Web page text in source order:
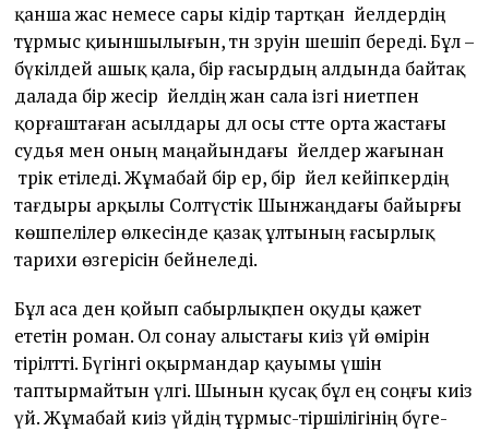
қанша жас немесе сары кідір тартқан әйелдердің
тұрмыс қиыншылығын, тән зәруін шешіп береді. Бұл –
бүкілдей ашық қала, бір ғасырдың алдында байтақ
далада бір жесір әйелдің жан сала ізгі ниетпен
қорғаштаған асылдары дәл осы сәтте орта жастағы
судья мен оның маңайындағы әйелдер жағынан
тәрік етіледі. Жұмабай бір ер, бір әйел кейіпкердің
тағдыры арқылы Солтүстік Шынжаңдағы байырғы
көшпелілер өлкесінде қазақ ұлтының ғасырлық
тарихи өзгерісін бейнеледі.
Бұл аса ден қойып сабырлықпен оқуды қажет
ететін роман. Ол сонау алыстағы киіз үй өмірін
тірілтті. Бүгінгі оқырмандар қауымы үшін
таптырмайтын үлгі. Шынын қусақ бұл ең соңғы киіз
үй. Жұмабай киіз үйдің тұрмыс-тіршілігінің бүге-